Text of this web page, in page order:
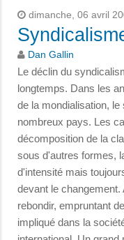
dimanche, 06 avril
Dan Gallin
Le déclin du
longtemps. Dans les
de la mondialisation,
nombreux pays. Les
décomposition de la
sous d'autres formes,
d'intensité mais
devant le
rebondir, empruntant
impliqué dans la